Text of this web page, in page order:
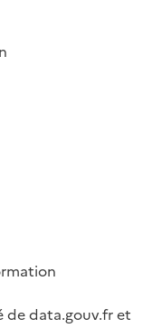
de data.gouv.fr et